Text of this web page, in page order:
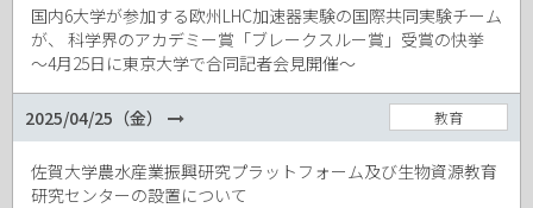
国内6大学が参加する欧州LHC加速器実験の国際共同実験チーム
が、 科学界のアカデミー賞「ブレークスルー賞」受賞の快挙
～4月25日に東京大学で合同記者会見開催～
2025/04/25（金）
佐賀大学農水産業振興研究プラットフォーム及び生物資源教育
研究センターの設置について
教育